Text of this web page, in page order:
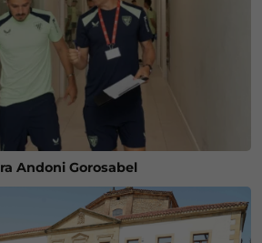
Andoni Gorosabel